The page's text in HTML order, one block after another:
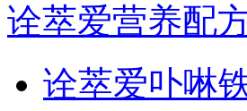
诠萃爱营养配
诠萃爱卟啉